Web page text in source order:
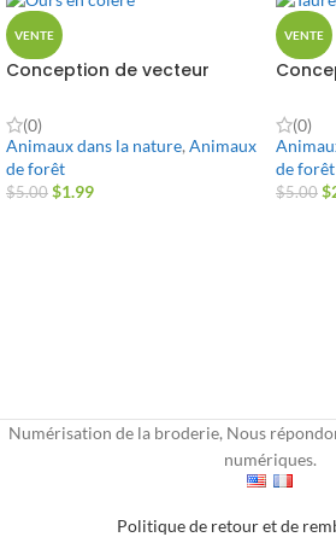
VENTE
Conception de vecteur
(0)
Animaux dans la nature,Animaux
de forêt
$5.00 $1.99
VENTE
(0)
de forêt
$5.00 $
Numérisation de la broderie, Nous
numériques.
Politique de retour et de